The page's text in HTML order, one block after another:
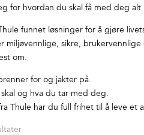
for hvordan du skal få med deg
funnet løsninger for å gjøre
miljøvennlige, sikre,
om.
for og jakter på.
og hva du tar med deg.
Thule har du full frihet til å leve et
Sortert